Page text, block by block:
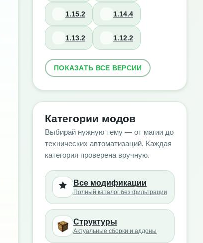
1.15.2 1.14.4
1.13.2 1.12.2
ПОКАЗАТЬ ВСЕ ВЕРСИИ
Категории модов
Выбирай нужную тему — от магии до
технических автоматизаций. Каждая
категория проверена вручную.
Все модификации
Полный каталог без фильтрации
Структуры
Актуальные сборки и аддоны